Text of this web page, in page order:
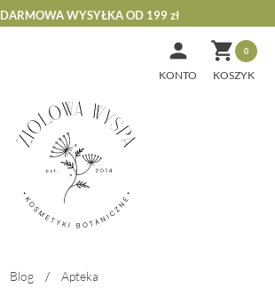
DARMOWA WYSYŁKA OD 199 zł
 0

KONTO
Blog / Apteka